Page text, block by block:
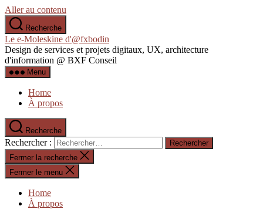
Aller au contenu
Recherche
Le e-Moleskine d'@fxbodin
Design de services et projets digitaux, UX, architecture
d'information @ BXF Conseil
Menu
Home
À propos
Recherche
Rechercher :
Fermer la recherche
Fermer le menu
Home
À propos